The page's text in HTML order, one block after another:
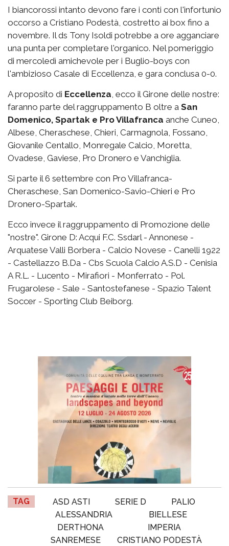
I biancorossi intanto devono fare i conti con l'infortunio
occorso a Cristiano Podestà, costretto ai box fino a
novembre. Il ds Tony Isoldi potrebbe a ore agganciare
una punta per completare l'organico. Nel pomeriggio
di mercoledì amichevole per i Buglio-boys con
l'ambizioso Casale di Eccellenza, e gara conclusa 0-0.
A proposito di Eccellenza, ecco il Girone delle nostre:
faranno parte del raggruppamento B oltre a San
Domenico, Spartak e Pro Villafranca anche Cuneo,
Albese, Cheraschese, Chieri, Carmagnola, Fossano,
Giovanile Centallo, Monregale Calcio, Moretta,
Ovadese, Gaviese, Pro Dronero e Vanchiglia.
Si parte il 6 settembre con Pro Villafranca-
Cheraschese, San Domenico-Savio-Chieri e Pro
Dronero-Spartak.
Ecco invece il raggruppamento di Promozione delle
"nostre". Girone D: Acqui F.C. Ssdarl - Annonese -
Arquatese Valli Borbera - Calcio Novese - Canelli 1922
- Castellazzo B.Da - Cbs Scuola Calcio A.S.D - Cenisia
A R.L. - Lucento - Mirafiori - Monferrato - Pol.
Frugarolese - Sale - Santostefanese - Spazio Talent
Soccer - Sporting Club Beiborg.
TAG ASD ASTI SERIE D
PALIO
ALESSANDRIA
BIELLESE
DERTHONA
IMPERIA
SANREMESE
CRISTIANO PODESTÀ